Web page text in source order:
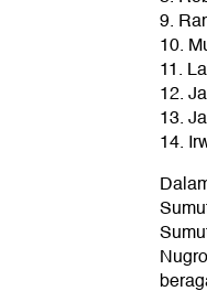
9.
10.
11.
12.
13.
14.